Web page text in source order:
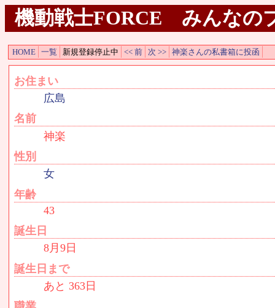
機動戦士FORCE みんなの
HOME 一覧 新規登録停止中 << 前 次 >> 神楽さんの私書箱に投函
お住まい
広島
名前
神楽
性別
女
年齢
43
誕生日
8月9日
誕生日まで
あと 363日